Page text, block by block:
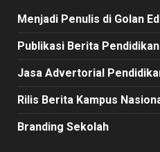
Menjadi Penulis di Golan
Publikasi Berita Pendidikan
Jasa Advertorial
Rilis Berita Kampus
Branding Sekolah